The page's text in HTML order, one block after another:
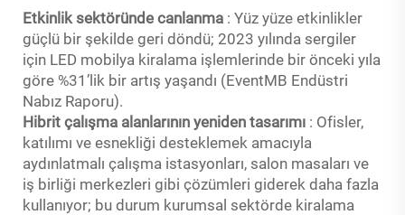
Etkinlik sektöründe canlanma : Yüz yüze etkinlikler
güçlü bir şekilde geri döndü; 2023 yılında sergiler
için LED mobilya kiralama işlemlerinde bir önceki yıla
göre %31’lik bir artış yaşandı (EventMB Endüstri
Nabız Raporu).
Hibrit çalışma alanlarının yeniden tasarımı : Ofisler,
katılımı ve esnekliği desteklemek amacıyla
aydınlatmalı çalışma istasyonları, salon masaları ve
iş birliği merkezleri gibi çözümleri giderek daha fazla
kullanıyor; bu durum kurumsal sektörde kiralama